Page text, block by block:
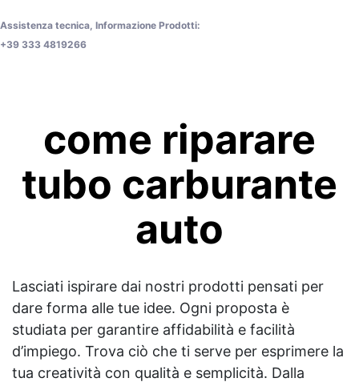
Assistenza tecnica, Informazione Prodotti:
+39 333 4819266
come riparare
tubo carburante
auto
Lasciati ispirare dai nostri prodotti pensati per
dare forma alle tue idee. Ogni proposta è
studiata per garantire affidabilità e facilità
d’impiego. Trova ciò che ti serve per esprimere la
tua creatività con qualità e semplicità. Dalla